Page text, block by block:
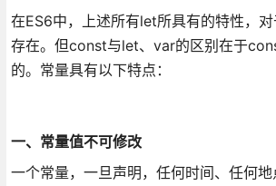
在ES6中，上述所有let所具有的特性，
存在。但const与let、var的区别在于
的。常量具有以下特点：
一、常量值不可修改
一个常量，一旦声明，任何时间、任何